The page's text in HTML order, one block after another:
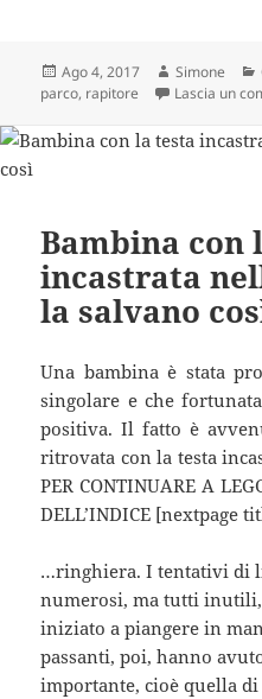
Scritto
il
Ago 4, 2017 Autore
Simone
parco, rapitore Lascia un
Bambina con
incastrata
la salvano
Una bambina è stata
singolare e che
positiva. Il fatto è
ritrovata con la testa
PER CONTINUARE A
DELL’INDICE [nextpage
…ringhiera. I tentativi di
numerosi, ma tutti inutili,
iniziato a piangere in
passanti, poi, hanno
importante, cioè quella di